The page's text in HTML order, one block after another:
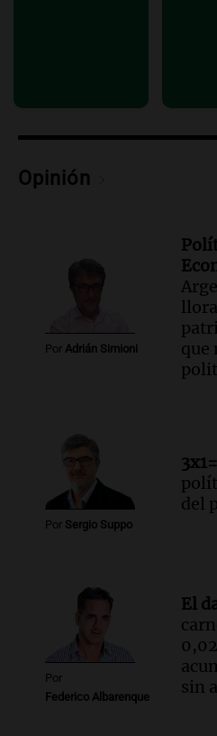
Audio.El ministro
Fe relativiza el
jubilaciones en la
Opinión
Por Adrián Simioni
que
Por Sergio Suppo
del
Por
Federico Albarenque
El
sin